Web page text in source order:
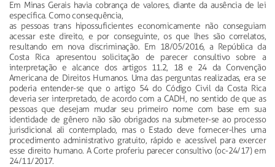
Em Minas Gerais havia cobrança de valores, diante da ausência de lei
específica. Como consequência,
as pessoas trans hipossuficientes economicamente não conseguiam
acessar este direito, e por conseguinte, os que lhes são correlatos,
resultando em nova discriminação. Em 18/05/2016, a República da
Costa Rica apresentou solicitação de parecer consultivo sobre a
interpretação e alcance dos artigos 11.2, 18 e 24 da Convenção
Americana de Direitos Humanos. Uma das perguntas realizadas, era se
poderia entender-se que o artigo 54 do Código Civil da Costa Rica
deveria ser interpretado, de acordo com a CADH, no sentido de que as
pessoas que desejam mudar seu primeiro nome com base em sua
identidade de gênero não são obrigados na submeter-se ao processo
jurisdicional ali contemplado, mas o Estado deve fornecer-lhes uma
procedimento administrativo gratuito, rápido e acessível para exercer
esse direito humano. A Corte proferiu parecer consultivo (oc-24/17) em
24/11/2017.